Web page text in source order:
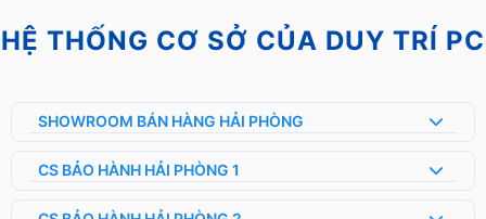
HỆ THỐNG CƠ SỞ CỦA DUY TRÍ PC
SHOWROOM BÁN HÀNG HẢI PHÒNG
CS BẢO HÀNH HẢI PHÒNG 1